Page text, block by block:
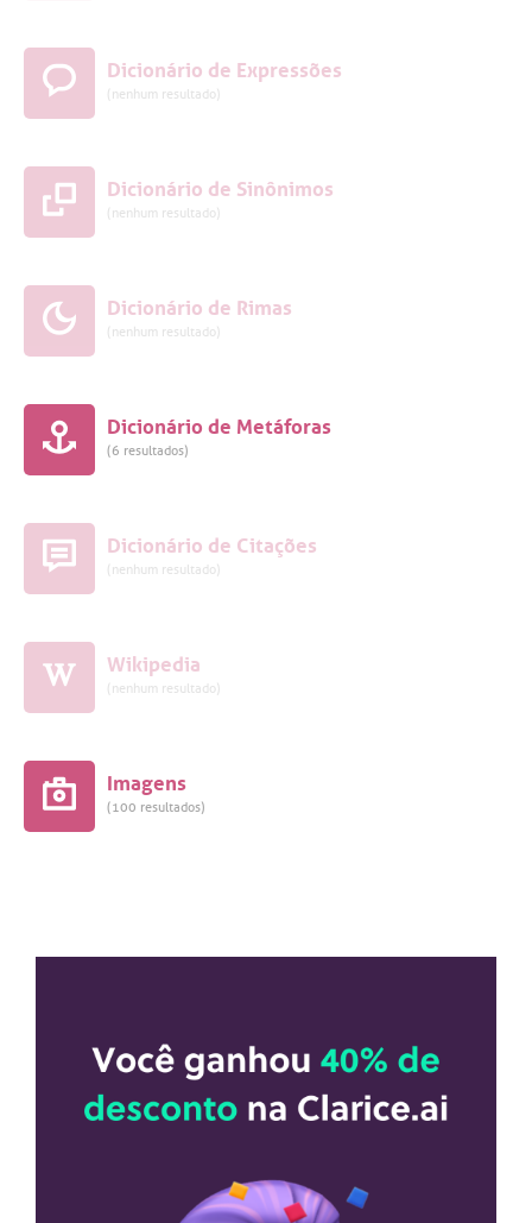
Dicionário de Expressões
(nenhum resultado)
Dicionário de Sinônimos
(nenhum resultado)
Dicionário de Rimas
(nenhum resultado)
Dicionário de Metáforas
(6 resultados)
Dicionário de Citações
(nenhum resultado)
Wikipedia
(nenhum resultado)
Imagens
(100 resultados)